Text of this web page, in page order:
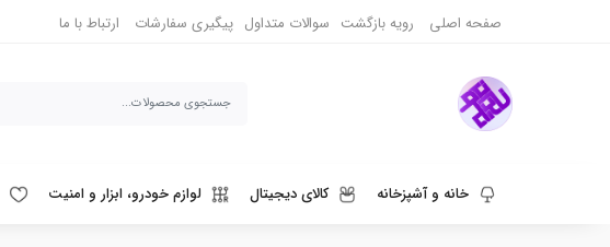
صفحه اصلی رویه بازگشت سوالات متداول پیگیری سفارشات ارتباط با ما
خانه و آشپزخانه کالای دیجیتال لوازم خودرو، ابزار و امنیت